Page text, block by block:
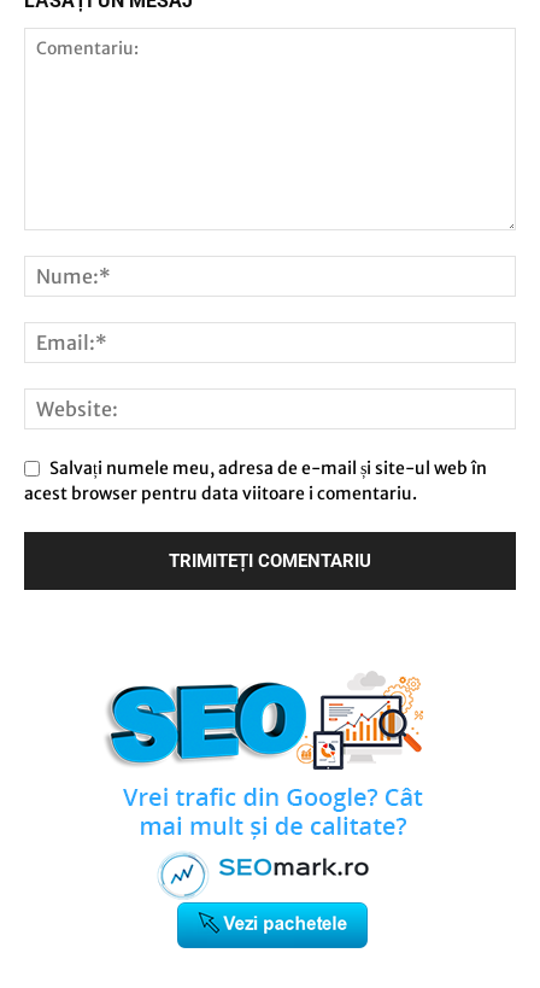
Salvați numele meu, adresa de e-mail și site-ul web în
acest browser pentru data viitoare i comentariu.